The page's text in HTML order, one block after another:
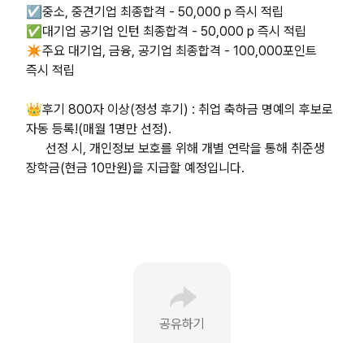
☑️중소, 중견기업 최종합격 - 50,000 p 즉시 적립
✅대기업 공기업 인턴 최종합격 - 50,000 p 즉시 적립
✴️주요 대기업, 금융, 공기업 최종합격 - 100,000포인트
즉시 적립
👑후기 800자 이상(정성 후기) : 취업 축하금 명예의 후보로
자동 등록!(매월 1명만 선정).
선정 시, 개인정보 보호를 위해 개별 연락을 통해 취준생
장학금(현금 10만원)을 지급할 예정입니다.
공유하기